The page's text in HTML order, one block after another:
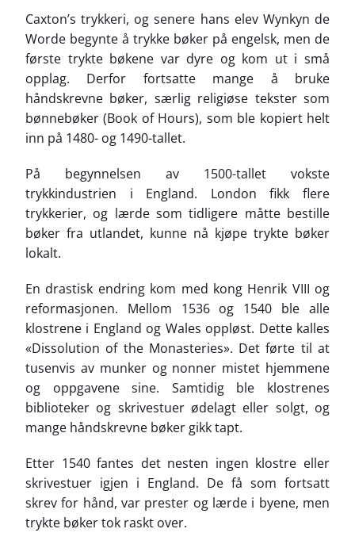
Caxton’s trykkeri, og senere hans elev Wynkyn de
Worde begynte å trykke bøker på engelsk, men de
første trykte bøkene var dyre og kom ut i små
opplag. Derfor fortsatte mange å bruke
håndskrevne bøker, særlig religiøse tekster som
bønnebøker (Book of Hours), som ble kopiert helt
inn på 1480- og 1490-tallet.
På begynnelsen av 1500-tallet vokste
trykkindustrien i England. London fikk flere
trykkerier, og lærde som tidligere måtte bestille
bøker fra utlandet, kunne nå kjøpe trykte bøker
lokalt.
En drastisk endring kom med kong Henrik VIII og
reformasjonen. Mellom 1536 og 1540 ble alle
klostrene i England og Wales oppløst. Dette kalles
«Dissolution of the Monasteries». Det førte til at
tusenvis av munker og nonner mistet hjemmene
og oppgavene sine. Samtidig ble klostrenes
biblioteker og skrivestuer ødelagt eller solgt, og
mange håndskrevne bøker gikk tapt.
Etter 1540 fantes det nesten ingen klostre eller
skrivestuer igjen i England. De få som fortsatt
skrev for hånd, var prester og lærde i byene, men
trykte bøker tok raskt over.